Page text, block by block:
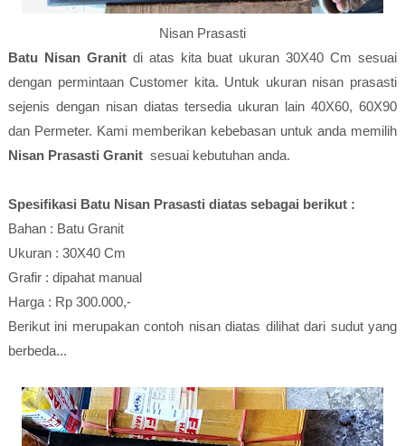
Nisan Prasasti
Batu Nisan Granitdi atas kita buat ukuran 30X40 Cm sesuai
dengan permintaan Customer kita. Untuk ukuran nisan prasasti
sejenis dengan nisan diatas tersedia ukuran lain 40X60, 60X90
dan Permeter. Kami memberikan kebebasan untuk anda memilih
Nisan Prasasti Granitsesuai kebutuhan anda.
Spesifikasi Batu Nisan Prasasti diatas sebagai berikut :
Bahan : Batu Granit
Ukuran : 30X40 Cm
Grafir : dipahat manual
Harga : Rp 300.000,-
Berikut ini merupakan contoh nisan diatas dilihat dari sudut yang
berbeda...